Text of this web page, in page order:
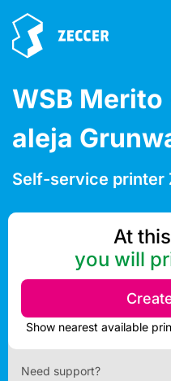
WSB
aleja
Self-service printer
At
you will
Need support?